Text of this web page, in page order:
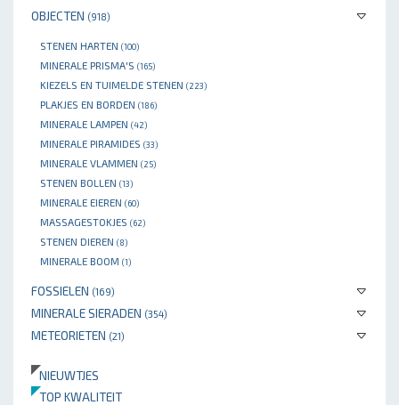
OBJECTEN (918)
STENEN HARTEN (100)
MINERALE PRISMA'S (165)
KIEZELS EN TUIMELDE STENEN (223)
PLAKJES EN BORDEN (186)
MINERALE LAMPEN (42)
MINERALE PIRAMIDES (33)
MINERALE VLAMMEN (25)
STENEN BOLLEN (13)
MINERALE EIEREN (60)
MASSAGESTOKJES (62)
STENEN DIEREN (8)
MINERALE BOOM (1)
FOSSIELEN (169)
MINERALE SIERADEN (354)
METEORIETEN (21)
NIEUWTJES
TOP KWALITEIT